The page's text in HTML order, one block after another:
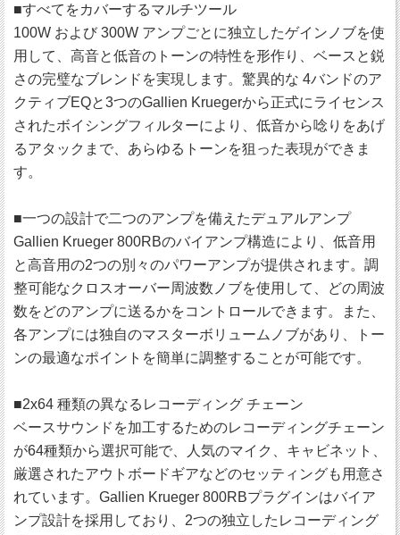
■すべてをカバーするマルチツール
100W および 300W アンプごとに独立したゲインノブを使
用して、高音と低音のトーンの特性を形作り、ベースと鋭
さの完璧なブレンドを実現します。驚異的な 4バンドのア
クティブEQと3つのGallien Kruegerから正式にライセンス
されたボイシングフィルターにより、低音から唸りをあげ
るアタックまで、あらゆるトーンを狙った表現ができま
す。
■一つの設計で二つのアンプを備えたデュアルアンプ
Gallien Krueger 800RBのバイアンプ構造により、低音用
と高音用の2つの別々のパワーアンプが提供されます。調
整可能なクロスオーバー周波数ノブを使用して、どの周波
数をどのアンプに送るかをコントロールできます。また、
各アンプには独自のマスターボリュームノブがあり、トー
ンの最適なポイントを簡単に調整することが可能です。
■2x64 種類の異なるレコーディング チェーン
ベースサウンドを加工するためのレコーディングチェーン
が64種類から選択可能で、人気のマイク、キャビネット、
厳選されたアウトボードギアなどのセッティングも用意さ
れています。Gallien Krueger 800RBプラグインはバイア
ンプ設計を採用しており、2つの独立したレコーディング